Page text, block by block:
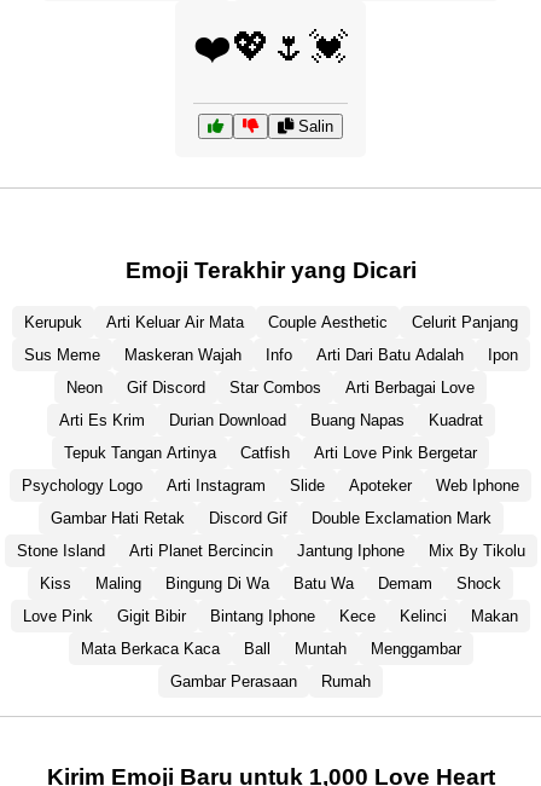
❤️💖🌷💓
Salin
Emoji Terakhir yang Dicari
Kerupuk Arti Keluar Air Mata Couple Aesthetic
Celurit Panjang
Sus Meme
Maskeran Wajah Info Arti Dari Batu Adalah
Ipon
Neon
Gif Discord Star Combos
Arti Berbagai Love
Arti Es Krim
Durian Download Buang Napas
Kuadrat
Tepuk Tangan Artinya
Catfish
Arti Love Pink Bergetar
Psychology Logo
Arti Instagram Slide Apoteker
Web Iphone
Gambar Hati Retak
Discord Gif
Double Exclamation Mark
Stone Island
Arti Planet Bercincin Jantung Iphone
Mix By Tikolu
Kiss
Maling Bingung Di Wa Batu Wa Demam
Shock
Love Pink
Gigit Bibir Bintang Iphone Kece Kelinci
Makan
Mata Berkaca Kaca
Ball Muntah
Menggambar
Gambar Perasaan
Rumah
Kirim Emoji Baru untuk 1,000 Love Heart